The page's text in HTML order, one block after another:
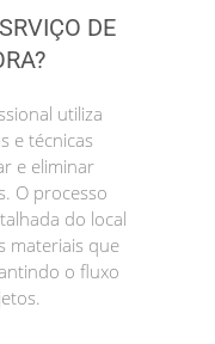
DE
utiliza
e técnicas
e eliminar
O processo
do local
materiais que
o fluxo